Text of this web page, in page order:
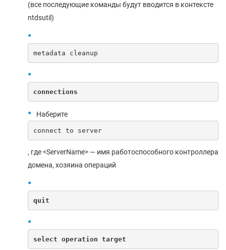
(все последующие команды будут вводится в контексте
ntdsutil)
metadata cleanup
connections
Наберите
connect to server
, где <ServerName> — имя работоспособного контроллера
домена, хозяина операций
quit
select operation target